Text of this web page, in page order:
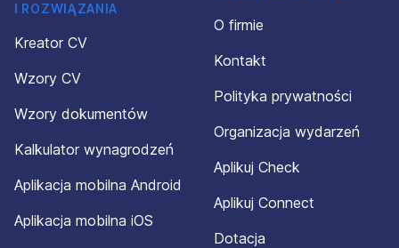
I ROZWIĄZANIA
Kreator CV
Wzory CV
Wzory dokumentów
Kalkulator wynagrodzeń
Aplikacja mobilna Android
Aplikacja mobilna iOS
O firmie
Kontakt
Polityka prywatności
Organizacja wydarzeń
Aplikuj Check
Aplikuj Connect
Dotacja